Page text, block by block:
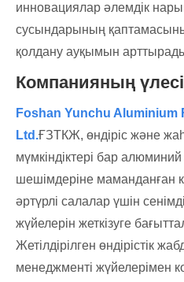
инновациялар әлемдік
сусындарының
қолдану ауқымын
Компанияның үлесі
Foshan Yunchu Aluminium
Ltd.ҒЗТКЖ, өндіріс және
мүмкіндіктері бар
шешімдеріне маманданған
әртүрлі салалар үшін
жүйелерін жеткізуге
Жетілдірілген өндірістік
менеджменті жүйелерімен